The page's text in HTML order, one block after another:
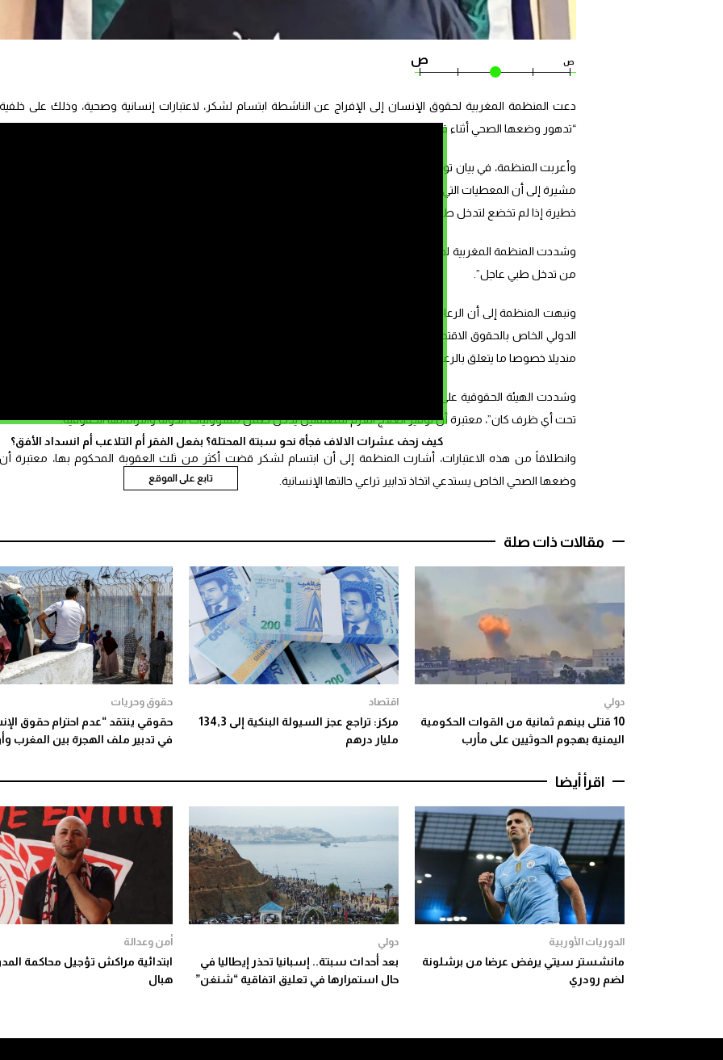
كيف زحف عشرات الالاف فجأة نحو سبتة المحتلة؟ بفعل الفقر أم التلاعب أم انسداد الأفق؟
تابع على الموقع
ص ص
دعت المنظمة المغربية لحقوق الإنسان إلى الإفراج عن الناشطة ابتسام لشكر، لاعتبارات إنسانية وصحية، وذلك على خلفية
“تدهور وضعها الصحي أثناء قضائها عقوبة سالبة للحرية”.
وأعربت المنظمة، في بيان توصلت صحيفة “صوت المغرب” بنسخة منه، عن قلق بالغ إزاء تطورات الحالة الصحية للمعنية بالأمر،
مشيرة إلى أن المعطيات التي عرضها دفاعها خلال ندوة صحافية تفيد بتدهور وضعها الصحي بشكل قد يفضي إلى “مضاعفات
خطيرة إذا لم تخضع لتدخل طبي عاجل”.
وشددت المنظمة المغربية لحقوق الإنسان على ضرورة الإفراج عن ابتسام لشكر “أخذاً بعين الاعتبار وضعها الصحي وما يتطلبه
من تدخل طبي عاجل”.
الدولي الخاص بالحقوق الاقتصادية والاجتماعية والثقافية”، مشيرة إلى قواعد الأمم المتحدة النموذجية الدنيا “المعروفة بقواعد
منديلا خصوصا ما يتعلق بالرعاية الصحية للسجناء على قدم المساواة مع باقي المواطنين”.
وشددت الهيئة الحقوقية على أن ضمان الحق في الرعاية الصحية يشكل “التزاماً حقوقياً وقانونياً وإنسانياً لا يمكن المساس به
تحت أي ظرف كان”، معتبرة أن توفير العلاج اللازم للمعتقلين يدخل ضمن مسؤوليات الدولة والتزاماتها الحقوقية.
وانطلاقاً من هذه الاعتبارات، أشارت المنظمة إلى أن ابتسام لشكر قضت أكثر من ثلث العقوبة المحكوم بها، معتبرة أن
وضعها الصحي الخاص يستدعي اتخاذ تدابير تراعي حالتها الإنسانية.
مقالات ذات صلة
دولي
10 قتلى بينهم ثمانية من القوات الحكومية
اليمنية بهجوم الحوثيين على مأرب
اقتصاد
مركز: تراجع عجز السيولة البنكية إلى 134,3
مليار درهم
حقوق وحريات
حقوقي ينتقد “عدم احترام حقوق
في تدبير ملف الهجرة بين المغرب
اقرأ أيضا
الدوريات الأوربية
مانشستر سيتي يرفض عرضا من برشلونة
لضم رودري
دولي
بعد أحداث سبتة.. إسبانيا تحذر إيطاليا في
حال استمرارها في تعليق اتفاقية “شنغن”
أمن وعدالة
ابتدائية مراكش تؤجيل محاكمة
هبال